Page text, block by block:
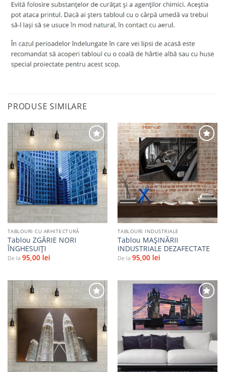
PRODUSE SIMILARE
Adaugă
la
favorite
TABLOURI CU ARHITECTURĂ
Tablou ZGĂRIE NORI
ÎNGHESUIȚI
De la 95,00 lei
Adaugă
la
favorite
TABLOURI INDUSTRIALE
Tablou MAȘINĂRII
INDUSTRIALE DEZAFECTATE
De la 95,00 lei
Adaugă
favorite
Adaugă
la
favorite